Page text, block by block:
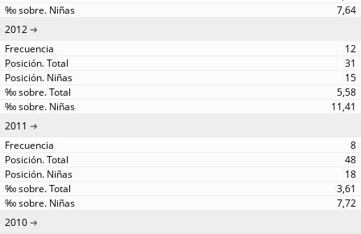
7,64
2012
12
31
15
5,58
11,41
2011
8
48
18
3,61
7,72
2010